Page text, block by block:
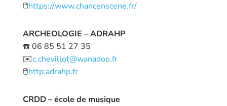
🖱️https://www.chancenscene.fr/
ARCHEOLOGIE – ADRAHP
☎️ 06 85 51 27 35
✉️c.chevillot@wanadoo.fr
🖱️http:adrahp.fr
CRDD – école de musique